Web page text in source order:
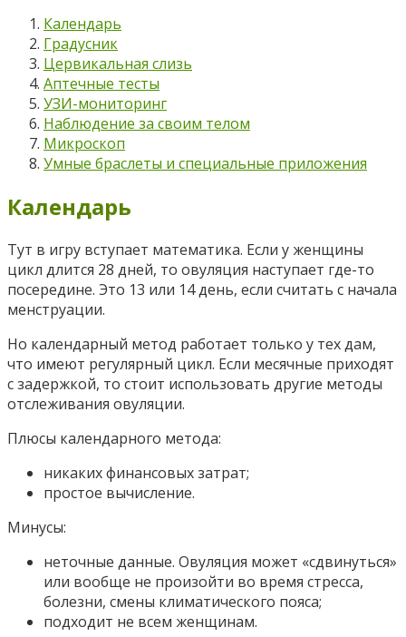
Календарь
Градусник
Цервикальная слизь
Аптечные тесты
УЗИ-мониторинг
Наблюдение за своим телом
Микроскоп
Умные браслеты и специальные приложения
Календарь
Тут в игру вступает математика. Если у женщины
цикл длится 28 дней, то овуляция наступает где-то
посередине. Это 13 или 14 день, если считать с начала
менструации.
Но календарный метод работает только у тех дам,
что имеют регулярный цикл. Если месячные приходят
с задержкой, то стоит использовать другие методы
отслеживания овуляции.
Плюсы календарного метода:
никаких финансовых затрат;
простое вычисление.
Минусы:
неточные данные. Овуляция может «сдвинуться»
или вообще не произойти во время стресса,
болезни, смены климатического пояса;
подходит не всем женщинам.